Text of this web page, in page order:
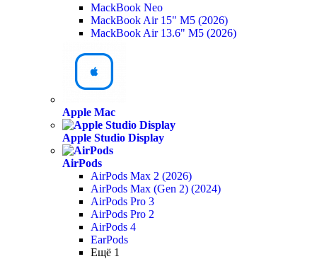
MackBook Neo
MackBook Air 15" M5 (2026)
MackBook Air 13.6" M5 (2026)
Apple Mac
Apple Studio Display
AirPods
AirPods Max 2 (2026)
AirPods Max (Gen 2) (2024)
AirPods Pro 3
AirPods Pro 2
AirPods 4
EarPods
Ещё 1